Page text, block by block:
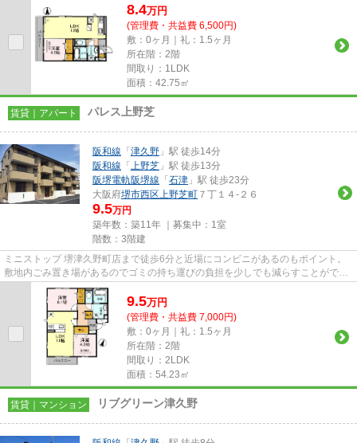
8.4万円
(管理費・共益費 6,500円)
敷：0ヶ月｜礼：1.5ヶ月
所在階：2階
間取り：1LDK
面積：42.75㎡
賃貸｜アパート パレス上野芝
阪和線 「 津久野 」駅 徒歩14分
阪和線 「 上野芝 」駅 徒歩13分
阪堺電軌阪堺線 「 石津 」駅 徒歩23分
大阪府堺市西区上野芝町 ７丁１４-２６
9.5万円
築年数：築11年 ｜募集中： 1室
階数：3階建
ミニストップ 堺津久野町店まで徒歩6分と近場にコンビニがあるのもポイント。
敷地内ごみ置き場があるのでゴミの持ち運びの負担を少しでも減らすことができ
ます。こちらの物件はアパー...
9.5万円
(管理費・共益費 7,000円)
敷：0ヶ月｜礼：1.5ヶ月
所在階：2階
間取り：2LDK
面積：54.23㎡
賃貸｜マンション リブグリーン津久野